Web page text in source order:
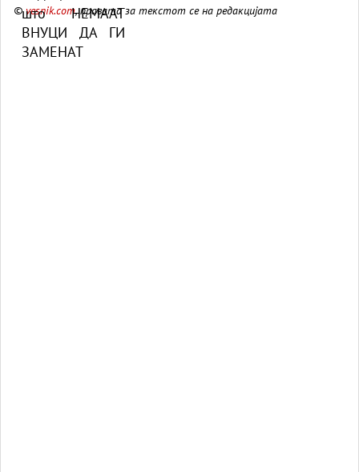
©vesnik.com, правата за текстот се на редакцијата